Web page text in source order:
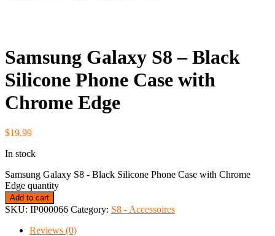
Samsung Galaxy S8 – Black
Silicone Phone Case with
Chrome Edge
$19.99
In stock
Samsung Galaxy S8 - Black Silicone Phone Case with Chrome
Edge quantity
Add to cart
SKU: IP000066 Category: S8 - Accessoires
Reviews (0)